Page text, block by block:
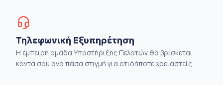
Τηλεφωνική Εξυπηρέτηση
Η έμπειρη ομάδα Υποστήριξης Πελατών θα βρίσκεται
κοντά σου ανα πάσα στιγμή για οτιδήποτε χρειαστείς.